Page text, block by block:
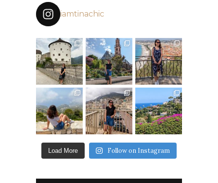
iamtinachic
Load More Follow on Instagram